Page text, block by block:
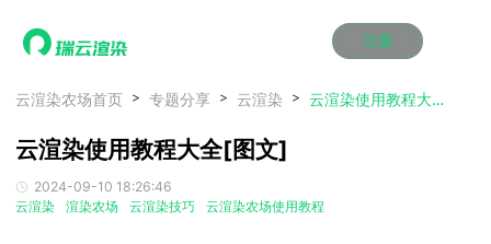
注册
首页
产品服务
云制作
云渲染管理系统
云制作
云渲染管理系统
云制作
云渲染管理系统
云制作
云渲染管理系统
云制作
云渲染管理系统
云制作
云渲染管理系统
解决方案
Maya云渲染方案
3ds Max云渲染方案
Maya云渲染方案
3ds Max云渲染方案
Maya云渲染方案
3ds Max云渲染方案
Maya云渲染方案
3ds Max云渲染方案
Maya云渲染方案
3ds Max云渲染方案
Maya云渲染方案
3ds Max云渲染方案
云渲染农场首页 专题分享 云渲染 云渲染使用教程大全[图文]
云渲染使用教程大全[图文]
2024-09-10 18:26:46
云渲染
渲染农场 云渲染技巧 云渲染农场使用教程